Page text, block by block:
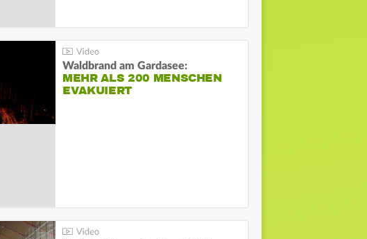
Waldbrand am Gardasee:
MEHR ALS 200 MENSCHEN
EVAKUIERT